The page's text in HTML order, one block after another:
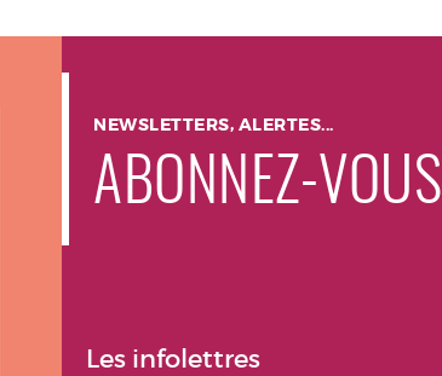
NEWSLETTERS, ALERTES...
ABONNEZ-VOUS
Les infolettres